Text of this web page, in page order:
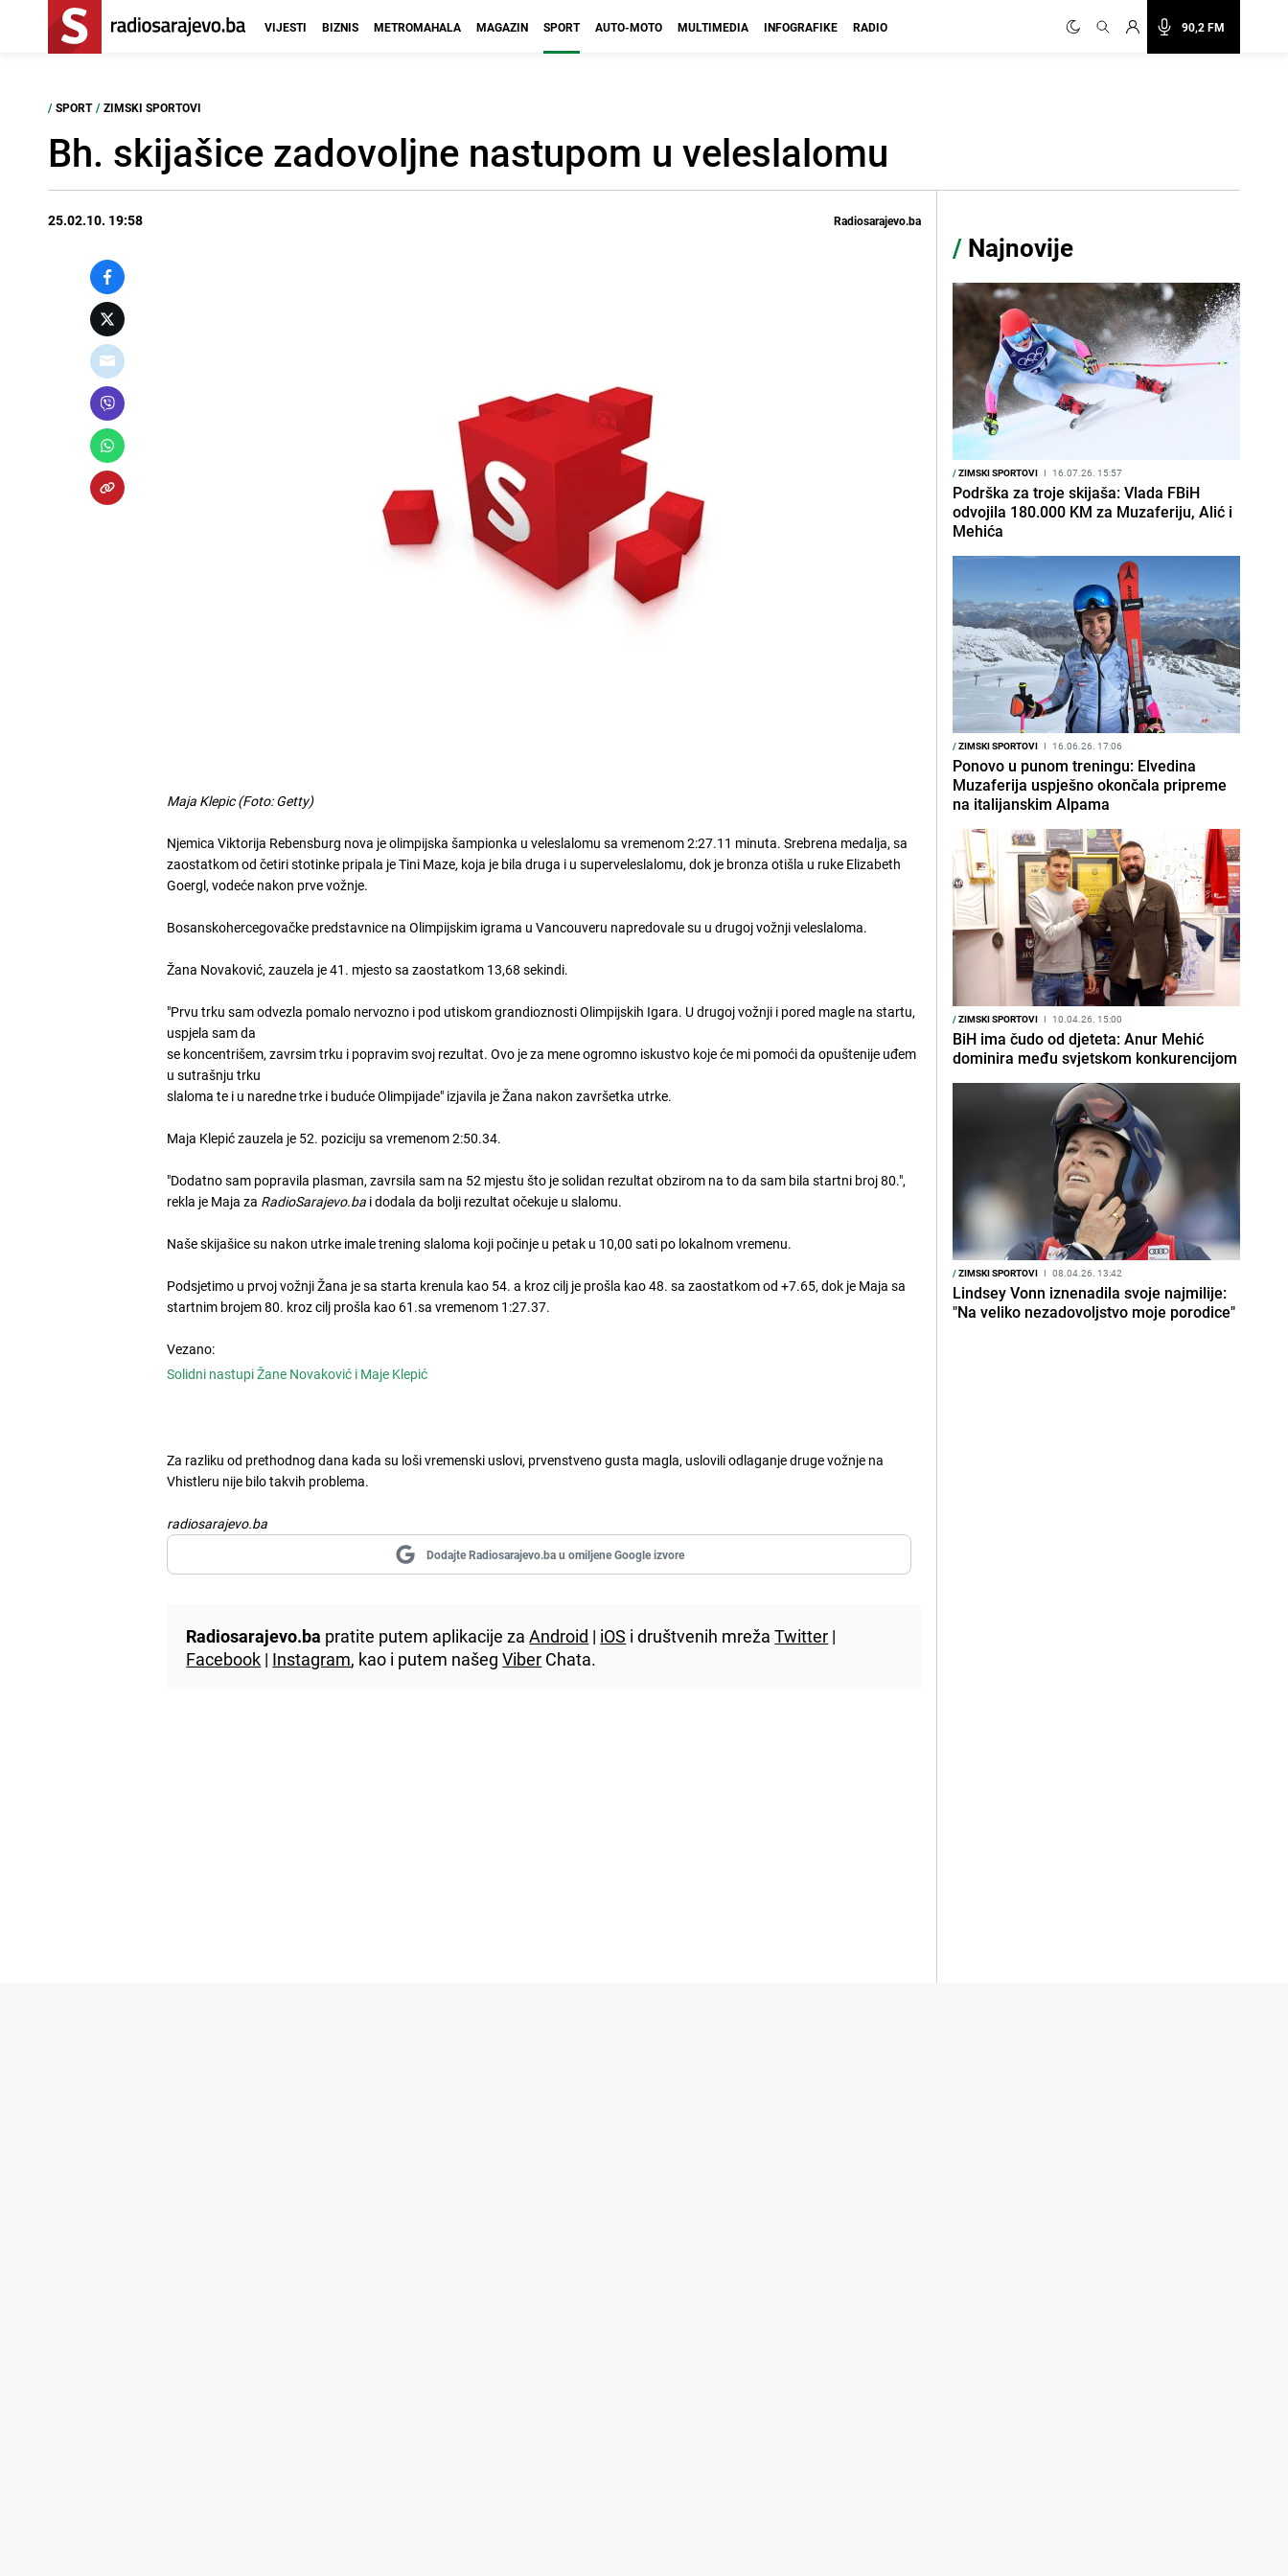
90,2 FM
VIJESTI BIZNIS METROMAHALA MAGAZIN SPORT AUTO-MOTO MULTIMEDIA INFOGRAFIKE RADIO
/ SPORT / ZIMSKI SPORTOVI
Bh. skijašice zadovoljne nastupom u veleslalomu
25.02.10. 19:58 Radiosarajevo.ba
Maja Klepic (Foto: Getty)
Njemica Viktorija Rebensburg nova je olimpijska šampionka u veleslalomu sa vremenom 2:27.11 minuta. Srebrena medalja, sa
zaostatkom od četiri stotinke pripala je Tini Maze, koja je bila druga i u superveleslalomu, dok je bronza otišla u ruke Elizabeth
Goergl, vodeće nakon prve vožnje.
Bosanskohercegovačke predstavnice na Olimpijskim igrama u Vancouveru napredovale su u drugoj vožnji veleslaloma.
Žana Novaković, zauzela je 41. mjesto sa zaostatkom 13,68 sekindi.
"Prvu trku sam odvezla pomalo nervozno i pod utiskom grandioznosti Olimpijskih Igara. U drugoj vožnji i pored magle na startu,
uspjela sam da
se koncentrišem, zavrsim trku i popravim svoj rezultat. Ovo je za mene ogromno iskustvo koje će mi pomoći da opuštenije uđem
u sutrašnju trku
slaloma te i u naredne trke i buduće Olimpijade" izjavila je Žana nakon završetka utrke.
Maja Klepić zauzela je 52. poziciju sa vremenom 2:50.34.
"Dodatno sam popravila plasman, zavrsila sam na 52 mjestu što je solidan rezultat obzirom na to da sam bila startni broj 80.",
rekla je Maja za RadioSarajevo.ba i dodala da bolji rezultat očekuje u slalomu.
Naše skijašice su nakon utrke imale trening slaloma koji počinje u petak u 10,00 sati po lokalnom vremenu.
Podsjetimo u prvoj vožnji Žana je sa starta krenula kao 54. a kroz cilj je prošla kao 48. sa zaostatkom od +7.65, dok je Maja sa
startnim brojem 80. kroz cilj prošla kao 61.sa vremenom 1:27.37.
Vezano:
Solidni nastupi Žane Novaković i Maje Klepić
Za razliku od prethodnog dana kada su loši vremenski uslovi, prvenstveno gusta magla, uslovili odlaganje druge vožnje na
Vhistleru nije bilo takvih problema.
radiosarajevo.ba
Dodajte Radiosarajevo.ba u omiljene Google izvore
Radiosarajevo.ba pratite putem aplikacije zaAndroid | iOS i društvenih mrežaTwitter |
Facebook | Instagram, kao i putem našegViber Chata.
/ Najnovije
/ZIMSKI SPORTOVI I 16.07.26. 15:57
Podrška za troje skijaša: Vlada FBiH
odvojila 180.000 KM za Muzaferiju, Alić i
Mehića
/ZIMSKI SPORTOVI I 16.06.26. 17:06
Ponovo u punom treningu: Elvedina
Muzaferija uspješno okončala pripreme
na italijanskim Alpama
/ZIMSKI SPORTOVI I 10.04.26. 15:00
BiH ima čudo od djeteta: Anur Mehić
dominira među svjetskom konkurencijom
/ZIMSKI SPORTOVI I 08.04.26. 13:42
Lindsey Vonn iznenadila svoje najmilije:
"Na veliko nezadovoljstvo moje porodice"